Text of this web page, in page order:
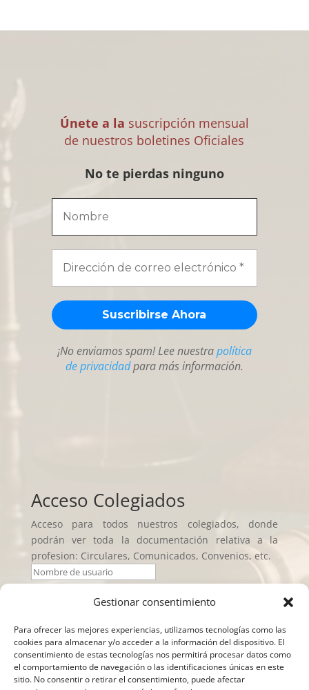
Gestionar consentimiento
Para ofrecer las mejores experiencias, utilizamos tecnologías como las
cookies para almacenar y/o acceder a la información del dispositivo. El
consentimiento de estas tecnologías nos permitirá procesar datos como
el comportamiento de navegación o las identificaciones únicas en este
sitio. No consentir o retirar el consentimiento, puede afectar
Únete a la suscripción mensual
de nuestros boletines Oficiales
No te pierdas ninguno
¡No enviamos spam! Lee nuestrapolítica
de privacidadpara más información.
Acceso Colegiados
Acceso para todos nuestros colegiados, donde
podrán ver toda la documentación relativa a la
profesion: Circulares, Comunicados, Convenios, etc.
Iniciar sesión